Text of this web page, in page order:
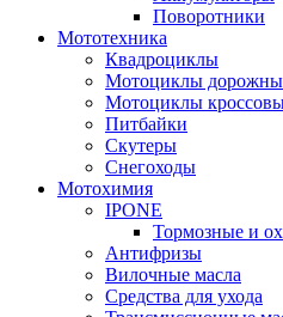
Поворотники
Мототехника
Квадроциклы
Мотоциклы
Мотоциклы
Питбайки
Скутеры
Снегоходы
Мотохимия
IPONE
Тормозные и
Антифризы
Вилочные масла
Средства для ухода